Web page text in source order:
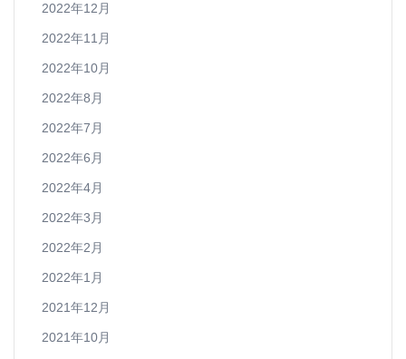
2022年12月
2022年11月
2022年10月
2022年8月
2022年7月
2022年6月
2022年4月
2022年3月
2022年2月
2022年1月
2021年12月
2021年10月